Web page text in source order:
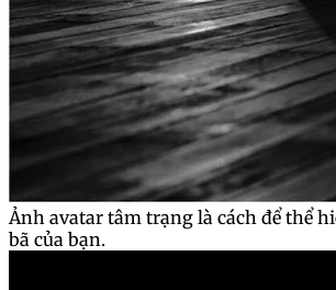
Ảnh avatar tâm trạng là cách để thể
bã của bạn.